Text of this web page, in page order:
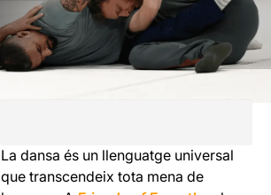
La dansa és un llenguatge universal
que transcendeix tota mena de